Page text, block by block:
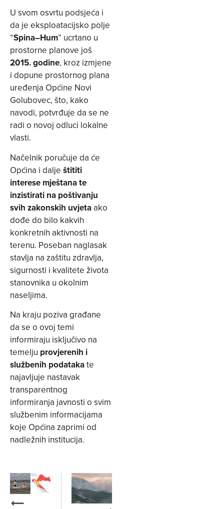
U svom osvrtu podsjeća i
da je eksploatacijsko polje
“Spina–Hum” ucrtano u
prostorne planove još
2015. godine, kroz izmjene
i dopune prostornog plana
uređenja Općine Novi
Golubovec, što, kako
navodi, potvrđuje da se ne
radi o novoj odluci lokalne
vlasti.
Načelnik poručuje da će
Općina i dalje štititi
interese mještana te
inzistirati na poštivanju
svih zakonskih uvjetaako
dođe do bilo kakvih
konkretnih aktivnosti na
terenu. Poseban naglasak
stavlja na zaštitu zdravlja,
sigurnosti i kvalitete života
stanovnika u okolnim
naseljima.
Na kraju poziva građane
da se o ovoj temi
informiraju isključivo na
temelju provjerenih i
službenih podatakate
najavljuje nastavak
transparentnog
informiranja javnosti o svim
službenim informacijama
koje Općina zaprimi od
nadležnih institucija.
⟵